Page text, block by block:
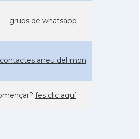
grups de whatsapp
contactes arreu del mon
fes clic aquí